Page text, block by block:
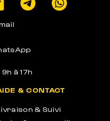
à -0.3% de
et sans label
à 17h
& CONTACT
& Suivi